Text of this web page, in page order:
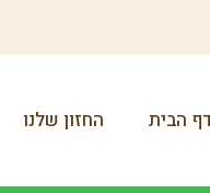
הבית החזון שלנו